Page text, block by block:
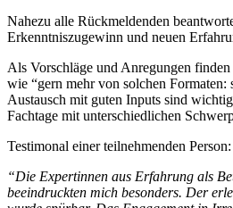
Nahezu alle Rückmeldenden
Erkenntniszugewinn und neuen
Als Vorschläge und Anregungen
wie “gern mehr von solchen Formaten:
Austausch mit guten Inputs sind
Fachtage mit unterschiedlichen
Testimonal einer teilnehmenden Person:
“Die Expertinnen aus Erfahrung als
beeindruckten mich besonders. Der